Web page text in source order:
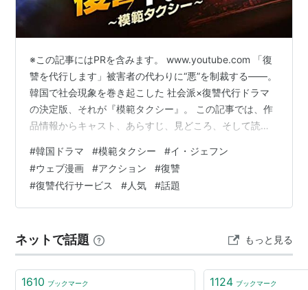
※この記事にはPRを含みます。 www.youtube.com 「復
讐を代行します」被害者の代わりに“悪”を制裁する――。
韓国で社会現象を巻き起こした 社会派×復讐代行ドラマ
の決定版、それが『模範タクシー』。 この記事では、作
品情報からキャスト、あらすじ、見どころ、そして読者
した。 📘作品情報（シーズン1） 原題：모범택시（模範
タクシー） 制作年：2021年 話数：全16話 ジャンル：社
会派スリラー、復讐代行、アクション 原作：ウェブ漫画
『모범택시』（リコール～復讐代行サービス、The
#韓国ドラマ #模範タクシー #イ・ジェフン
#ウェブ漫画 #アクション #復讐
#復讐代行サービス #人気 #話題
ネットで話題 もっと見る
1610 ブックマーク 1124 ブックマーク